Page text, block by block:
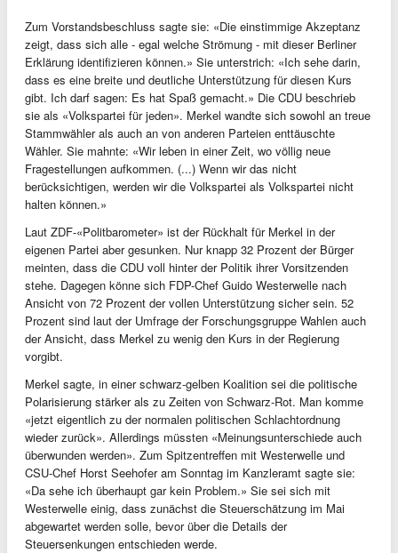
Zum Vorstandsbeschluss sagte sie: «Die einstimmige Akzeptanz
zeigt, dass sich alle - egal welche Strömung - mit dieser Berliner
Erklärung identifizieren können.» Sie unterstrich: «Ich sehe darin,
dass es eine breite und deutliche Unterstützung für diesen Kurs
gibt. Ich darf sagen: Es hat Spaß gemacht.» Die CDU beschrieb
sie als «Volkspartei für jeden». Merkel wandte sich sowohl an treue
Stammwähler als auch an von anderen Parteien enttäuschte
Wähler. Sie mahnte: «Wir leben in einer Zeit, wo völlig neue
Fragestellungen aufkommen. (...) Wenn wir das nicht
berücksichtigen, werden wir die Volkspartei als Volkspartei nicht
halten können.»
Laut ZDF-«Politbarometer» ist der Rückhalt für Merkel in der
eigenen Partei aber gesunken. Nur knapp 32 Prozent der Bürger
meinten, dass die CDU voll hinter der Politik ihrer Vorsitzenden
stehe. Dagegen könne sich FDP-Chef Guido Westerwelle nach
Ansicht von 72 Prozent der vollen Unterstützung sicher sein. 52
Prozent sind laut der Umfrage der Forschungsgruppe Wahlen auch
der Ansicht, dass Merkel zu wenig den Kurs in der Regierung
vorgibt.
Merkel sagte, in einer schwarz-gelben Koalition sei die politische
Polarisierung stärker als zu Zeiten von Schwarz-Rot. Man komme
«jetzt eigentlich zu der normalen politischen Schlachtordnung
wieder zurück». Allerdings müssten «Meinungsunterschiede auch
überwunden werden». Zum Spitzentreffen mit Westerwelle und
CSU-Chef Horst Seehofer am Sonntag im Kanzleramt sagte sie:
«Da sehe ich überhaupt gar kein Problem.» Sie sei sich mit
Westerwelle einig, dass zunächst die Steuerschätzung im Mai
abgewartet werden solle, bevor über die Details der
Steuersenkungen entschieden werde.